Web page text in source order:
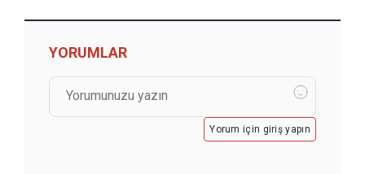
YORUMLAR
Yorum için giriş yapın